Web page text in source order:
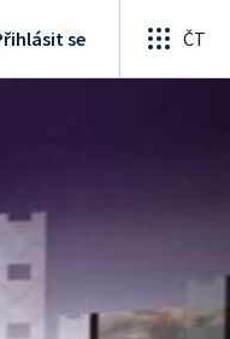
se ČT